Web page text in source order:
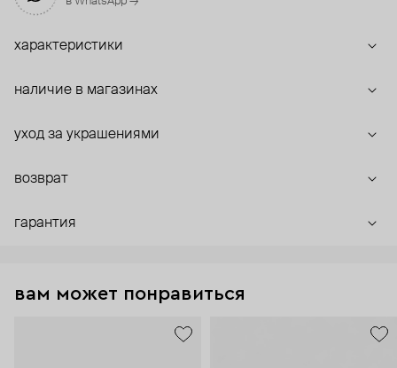
характеристики
наличие в магазинах
уход за украшениями
возврат
гарантия
вам может понравиться